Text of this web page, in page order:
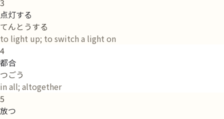
3
点灯する
てんとうする
to light up; to switch a light on
4
都合
つごう
in all; altogether
5
放つ